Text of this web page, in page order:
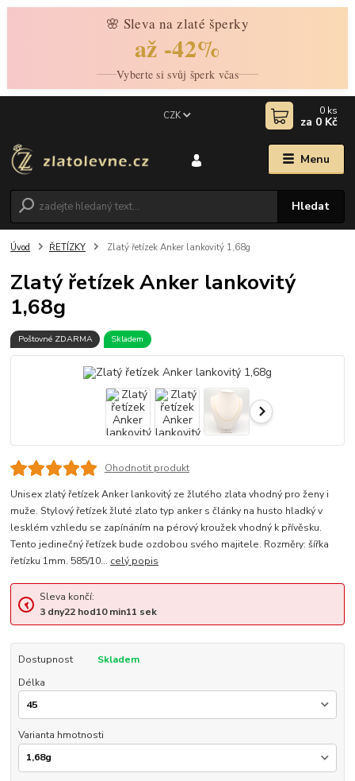
🌸 Sleva na zlaté šperky
až -42%
Vyberte si svůj šperk včas
Menu
CZK
Hledat
0 ks
za 0 Kč
Úvod ŘETÍZKY Zlatý řetízek Anker lankovitý 1,68g
Zlatý řetízek Anker lankovitý
1,68g
Poštovné ZDARMA Skladem
Ohodnotit produkt
Unisex zlatý řetízek Anker lankovitý ze žlutého zlata vhodný pro ženy i
muže. Stylový řetízek žluté zlato typ anker s články na husto hladký v
lesklém vzhledu se zapínáním na pérový kroužek vhodný k přívěsku.
Tento jedinečný řetízek bude ozdobou svého majitele. Rozměry: šířka
řetízku 1mm. 585/10... celý popis
Sleva končí:
3 dny22hod10min10 sek
Dostupnost
Skladem
Délka
Varianta hmotnosti